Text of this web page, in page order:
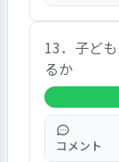
この項目
の82.8％
3.4％、
た。また
して園児
ポート頂
た。
13．子ど
るか
コメント